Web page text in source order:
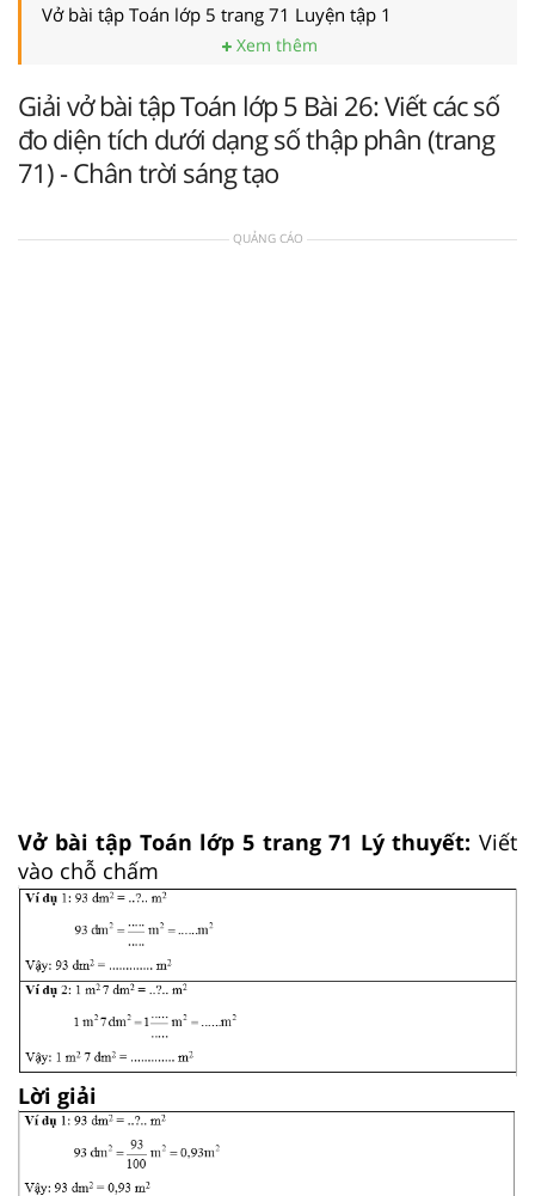
Vở bài tập Toán lớp 5 trang 71 Luyện tập 1
Xem thêm
Giải vở bài tập Toán lớp 5 Bài 26: Viết các số
đo diện tích dưới dạng số thập phân (trang
71) - Chân trời sáng tạo
QUẢNG CÁO
Vở bài tập Toán lớp 5 trang 71 Lý thuyết: Viết
vào chỗ chấm
Lời giải